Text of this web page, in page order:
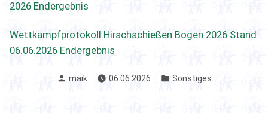
2026 Endergebnis
Wettkampfprotokoll Hirschschießen Bogen 2026 Stand
06.06.2026 Endergebnis
Verfasst
maik 06.06.2026
Veröffentlicht
Sonstiges